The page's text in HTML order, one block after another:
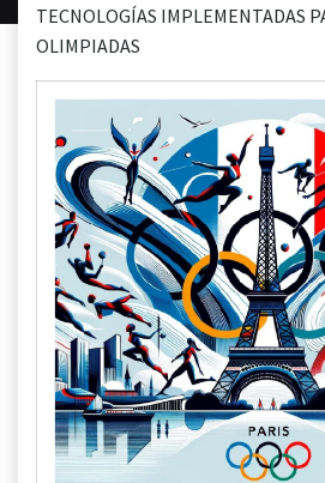
TECNOLOGÍAS IMPLEMENTADAS
OLIMPIADAS